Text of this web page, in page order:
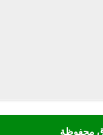
محفوظة